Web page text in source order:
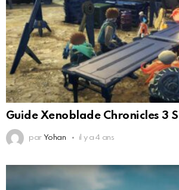
Guide Xenoblade Chronicles 3
par Yohan il y a 4 ans